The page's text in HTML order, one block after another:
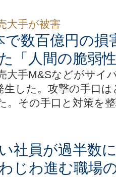
大手が被害
で数百億円の
「人間の脆弱
大手M&Sなどがサイ
生した。攻撃の手口
。その手口と対策を
社員が過半数
じわ進む職場